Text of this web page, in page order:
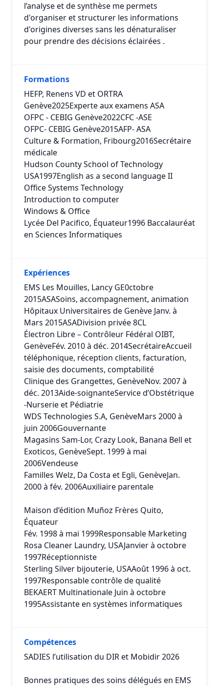
l’analyse et de synthèse me permets
d'organiser et structurer les informations
d'origines diverses sans les dénaturaliser
pour prendre des décisions éclairées .
Formations
HEFP, Renens VD et ORTRA
Genève2025Experte aux examens ASA
OFPC - CEBIG Genève2022CFC -ASE
OFPC- CEBIG Genève2015AFP- ASA
Culture & Formation, Fribourg2016Secrétaire
médicale
Hudson County School of Technology
USA1997English as a second language II
Office Systems Technology
Introduction to computer
Windows & Office
Lycée Del Pacifico, Équateur1996 Baccalauréat
en Sciences Informatiques
Expériences
EMS Les Mouilles, Lancy GE0ctobre
2015ASASoins, accompagnement, animation
Hôpitaux Universitaires de Genève Janv. à
Mars 2015ASADivision privée 8CL
Électron Libre – Contrôleur Fédéral OIBT,
GenèveFév. 2010 à déc. 2014SecrétaireAccueil
téléphonique, réception clients, facturation,
saisie des documents, comptabilité
Clinique des Grangettes, GenèveNov. 2007 à
déc. 2013Aide-soignanteService d’Obstétrique
-Nurserie et Pédiatrie
WDS Technologies S.A, GenèveMars 2000 à
juin 2006Gouvernante
Magasins Sam-Lor, Crazy Look, Banana Bell et
Exoticos, GenèveSept. 1999 à mai
2006Vendeuse
Familles Welz, Da Costa et Egli, GenèveJan.
2000 à fév. 2006Auxiliaire parentale
Maison d’édition Muñoz Frères Quito,
Équateur
Fév. 1998 à mai 1999Responsable Marketing
Rosa Cleaner Laundry, USAJanvier à octobre
1997Réceptionniste
Sterling Silver bijouterie, USAAoût 1996 à oct.
1997Responsable contrôle de qualité
BEKAERT Multinationale Juin à octobre
1995Assistante en systèmes informatiques
Compétences
SADIES l’utilisation du DIR et Mobidir 2026
Bonnes pratiques des soins délégués en EMS